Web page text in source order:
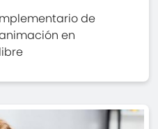
de
en